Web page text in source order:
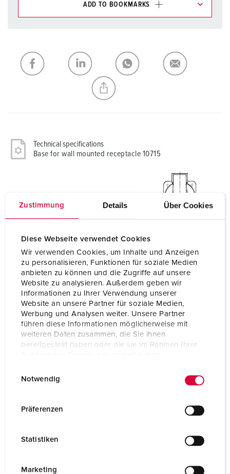
Zustimmung Details Über Cookies
Diese Webseite verwendet Cookies
Wir verwenden Cookies, um Inhalte und Anzeigen
zu personalisieren, Funktionen für soziale Medien
anbieten zu können und die Zugriffe auf unsere
Website zu analysieren. Außerdem geben wir
Informationen zu Ihrer Verwendung unserer
Website an unsere Partner für soziale Medien,
Werbung und Analysen weiter. Unsere Partner
führen diese Informationen möglicherweise mit
weiteren Daten zusammen, die Sie ihnen
bereitgestellt haben oder die sie im Rahmen Ihrer
Notwendig
Präferenzen
Statistiken
Marketing
ADD TO BOOKMARKS
My list ADD
CREATE A NEW LIST
Technical specifications
Base for wall mounted receptacle 10715